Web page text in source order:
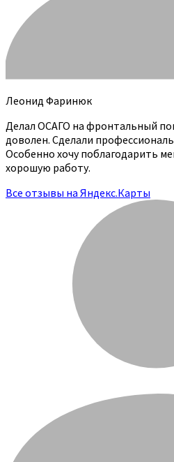
Леонид Фаринюк
Делал ОСАГО на фронтальный
доволен. Сделали
Особенно хочу поблагодарить
хорошую работу.
Все отзывы на Яндекс.Карты